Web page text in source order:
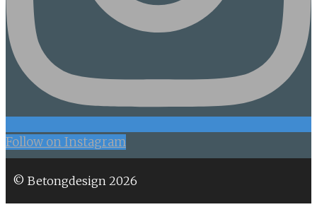
Follow on Instagram
© Betongdesign 2026